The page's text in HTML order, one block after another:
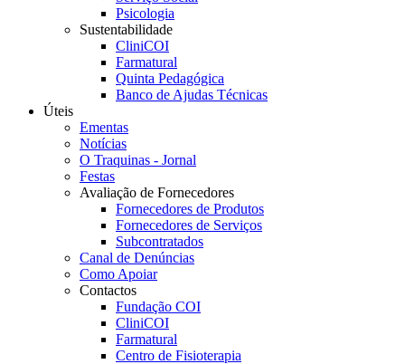
Psicologia
Sustentabilidade
CliniCOI
Farmatural
Quinta Pedagógica
Banco de Ajudas Técnicas
Úteis
Ementas
Notícias
O Traquinas - Jornal
Festas
Avaliação de Fornecedores
Fornecedores de Produtos
Fornecedores de Serviços
Subcontratados
Canal de Denúncias
Como Apoiar
Contactos
Fundação COI
CliniCOI
Farmatural
Centro de Fisioterapia